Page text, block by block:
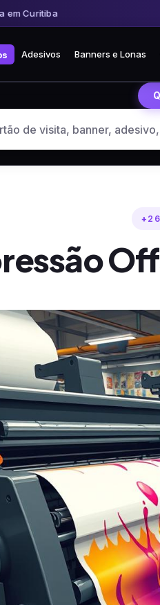
Curitiba🚚 Frete fixo R$ 35 para
Adesivos Banners e Lonas